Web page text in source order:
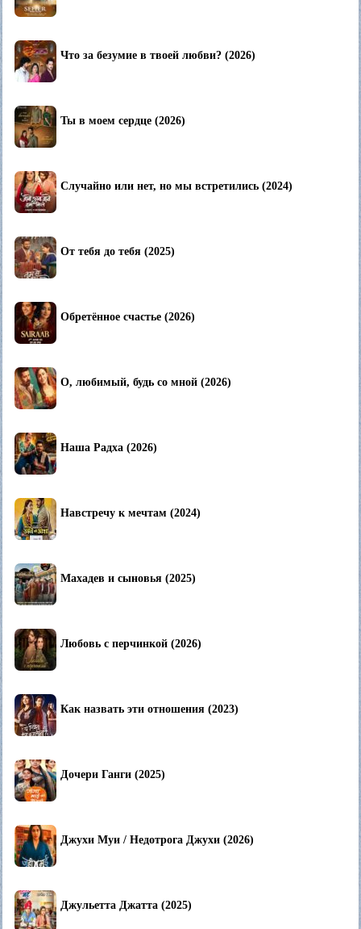
Что за безумие в твоей любви? (2026)
Ты в моем сердце (2026)
Случайно или нет, но мы встретились (2024)
От тебя до тебя (2025)
Обретённое счастье (2026)
О, любимый, будь со мной (2026)
Наша Радха (2026)
Навстречу к мечтам (2024)
Махадев и сыновья (2025)
Любовь с перчинкой (2026)
Как назвать эти отношения (2023)
Дочери Ганги (2025)
Джухи Муи / Недотрога Джухи (2026)
Джульетта Джатта (2025)